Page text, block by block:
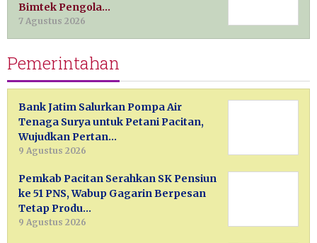
Bimtek Pengola…
7 Agustus 2026
Pemerintahan
Bank Jatim Salurkan Pompa Air
Tenaga Surya untuk Petani Pacitan,
Wujudkan Pertan…
9 Agustus 2026
Pemkab Pacitan Serahkan SK Pensiun
ke 51 PNS, Wabup Gagarin Berpesan
Tetap Produ…
9 Agustus 2026